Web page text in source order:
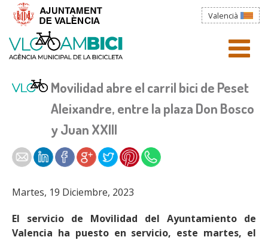
Pasar al contenido principal
Valencià
menú)
AYUNTAMIENTO
TRÁMITES
Usted está aquí
Sobre nosotros
La Agencia informa
La bicicleta en València
Documentos
Movilidad abre el carril bici de Peset
Aleixandre, entre la plaza Don Bosco
y Juan XXIII
Martes, 19 Diciembre, 2023
El servicio de Movilidad del Ayuntamiento de
Valencia ha puesto en servicio, este martes, el